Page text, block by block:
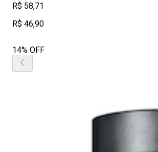
R$ 58,71
R$ 46,90
14% OFF